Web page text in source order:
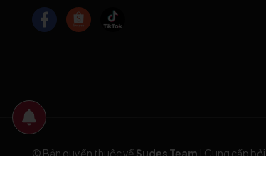
© Bản quyền thuộc vềSudes Team|Cung cấp bởi